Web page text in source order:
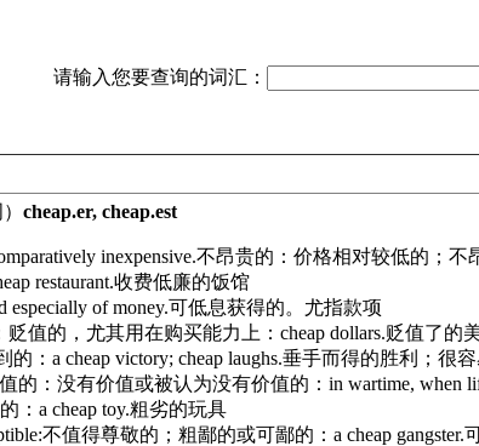
请输入您要查询的词汇：
cheap.er, cheap.est
inexpensive.不昂贵的：价格相对较低的；不
restaurant.收费低廉的饭馆
especially of money.可低息获得的。尤指款项
贬值的，尤其用在购买能力上： cheap dollars.贬值了的
的： a cheap victory; cheap laughs.垂手而得的胜利；很
的：没有价值或被认为没有价值的： in wartime, when
： a cheap toy.粗劣的玩具
不值得尊敬的；粗鄙的或可鄙的： a cheap gangster.